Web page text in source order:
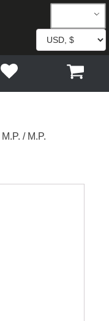
M.P. / M.P.